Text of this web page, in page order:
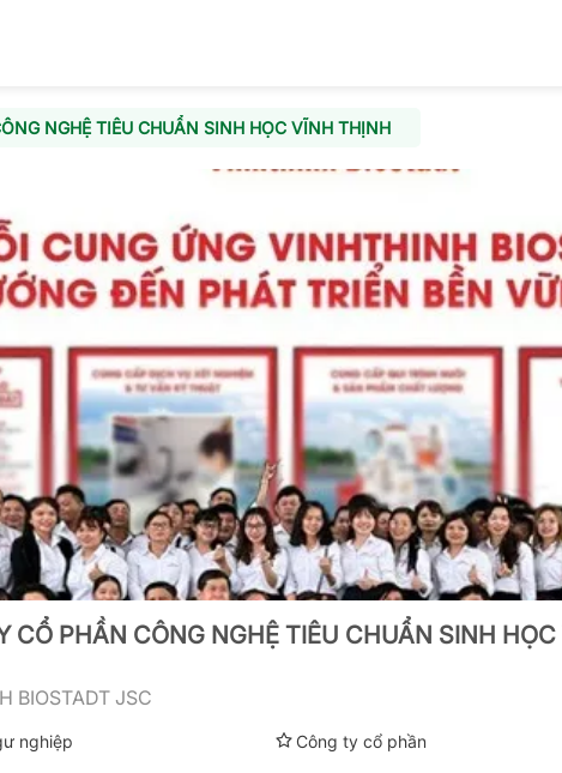
NGHỆ TIÊU CHUẨN SINH HỌC VĨNH THỊNH
CỔ PHẦN CÔNG NGHỆ TIÊU CHUẨN SINH
BIOSTADT JSC
nghiệp Công ty cổ phần